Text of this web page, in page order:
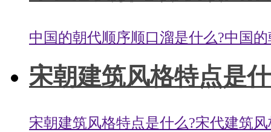
中国的朝代顺序顺口溜是什么?中国
宋朝建筑风格特点是
宋朝建筑风格特点是什么?宋代建筑